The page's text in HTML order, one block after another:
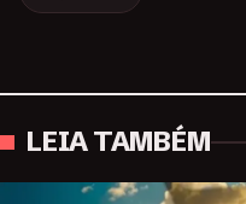
LEIA TAMBÉM